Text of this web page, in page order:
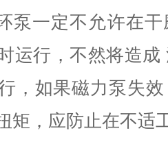
泵一定不允许在
运行，不然将造
，如果磁力泵失
矩，应防止在不适